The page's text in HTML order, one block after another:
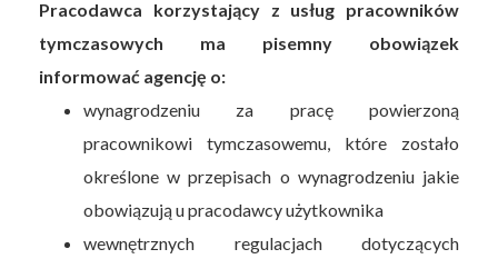
Pracodawca korzystający z usług pracowników
tymczasowych ma pisemny obowiązek
informować agencję o:
wynagrodzeniu za pracę powierzoną
pracownikowi tymczasowemu, które zostało
określone w przepisach o wynagrodzeniu jakie
obowiązują u pracodawcy użytkownika
wewnętrznych regulacjach dotyczących